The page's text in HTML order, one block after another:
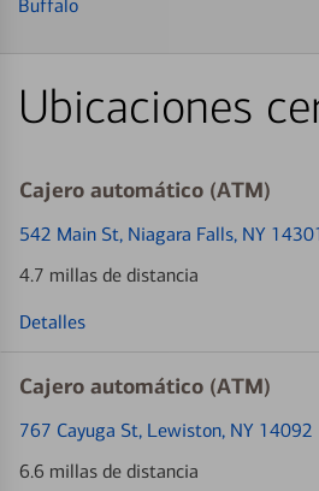
Buffalo
Ubicaciones
Cajero automático (ATM)
542 Main St, Niagara Falls, NY
4.7 millas de distancia
Detalles
Cajero automático (ATM)
767 Cayuga St, Lewiston, NY 14092
6.6 millas de distancia